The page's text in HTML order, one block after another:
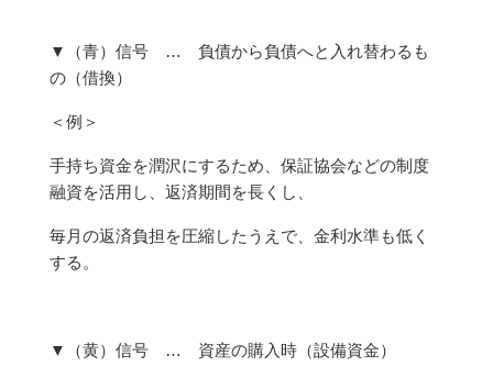
▼（青）信号 … 負債から負債へと入れ替わるも
の（借換）
＜例＞
手持ち資金を潤沢にするため、保証協会などの制度
融資を活用し、返済期間を長くし、
毎月の返済負担を圧縮したうえで、金利水準も低く
する。
▼（黄）信号 … 資産の購入時（設備資金）